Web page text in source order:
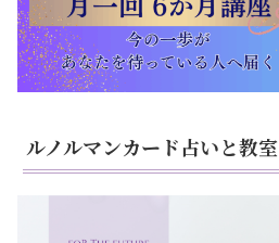
ルノルマンカード占いと教室